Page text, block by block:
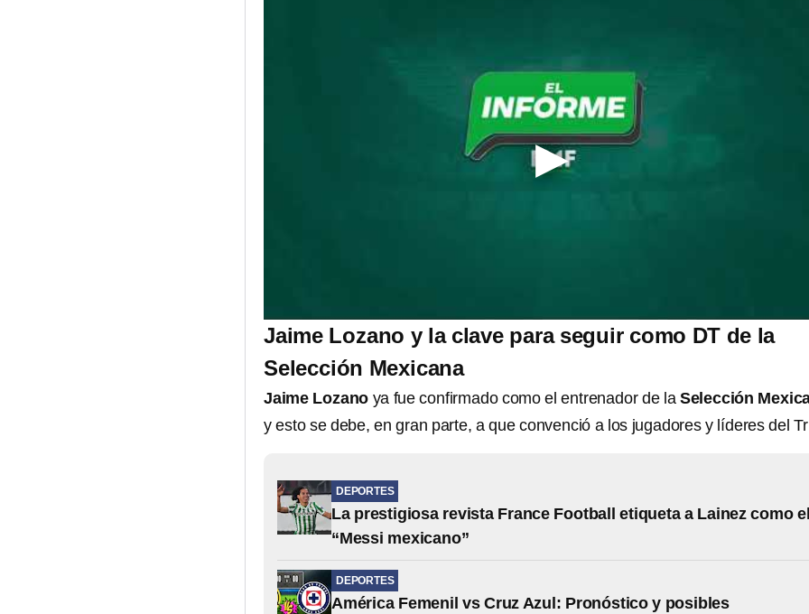
Jaime Lozano y la clave para seguir como DT de la
Selección Mexicana
Jaime Lozano ya fue confirmado como el entrenador de la Selección
y esto se debe, en gran parte, a que convenció a los jugadores y líderes del
DEPORTES
La prestigiosa revista France Football etiqueta a Lainez como
“Messi mexicano”
DEPORTES
América Femenil vs Cruz Azul: Pronóstico y posibles